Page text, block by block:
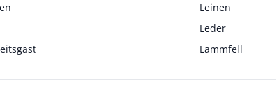
Leinen
Leder
Lammfell